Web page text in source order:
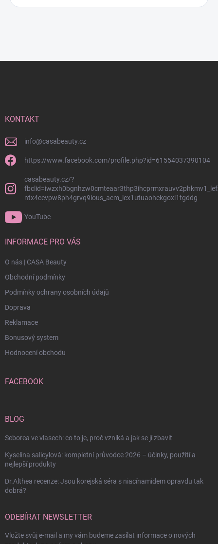
KONTAKT
info@casabeauty.cz
https://www.facebook.com/profile.php?id=61554037390104
casabeauty.cz/?
ntx4eevpw8ph4grvq9ious_aem_lex1utuaohekgoxl1tgddg
YouTube
INFORMACE PRO VÁS
O nás | CASA Beauty
Obchodní podmínky
Podmínky ochrany osobních údajů
Doprava
Reklamace
Bonusový system
Hodnocení obchodu
FACEBOOK
BLOG
Seborea ve vlasech: co to je, proč vzniká a jak se jí zbavit
Kyselina salicylová: kompletní průvodce 2026 – účinky, použití a
nejlepší produkty
Dr.Althea recenze: Jsou korejská séra s niacínamidem opravdu tak
dobrá?
ODEBÍRAT NEWSLETTER
Vložte svůj e-mail a my vám budeme zasílat informace o nových